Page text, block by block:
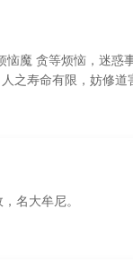
魔 贪等烦恼，迷惑
之寿命有限，妨修道
名大牟尼。